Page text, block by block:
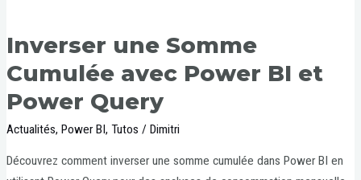
Inverser une Somme
Cumulée avec Power BI et
Power Query
Actualités,Power BI,Tutos /Dimitri
Découvrez comment inverser une somme cumulée dans Power BI en